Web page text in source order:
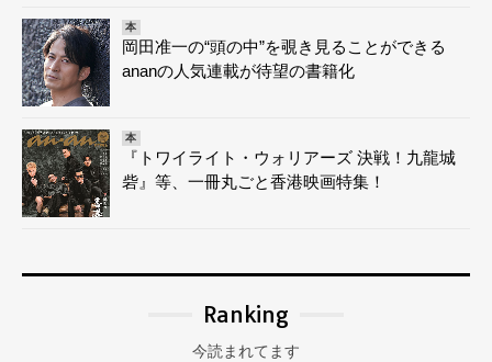
本
岡田准一の“頭の中”を覗き見ることができる
ananの人気連載が待望の書籍化
本
『トワイライト・ウォリアーズ 決戦！九龍城
砦』等、一冊丸ごと香港映画特集！
Ranking
今読まれてます